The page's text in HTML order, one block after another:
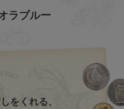
ラブルー
をくれる、